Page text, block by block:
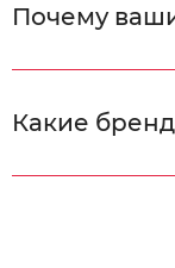
Почему
Какие